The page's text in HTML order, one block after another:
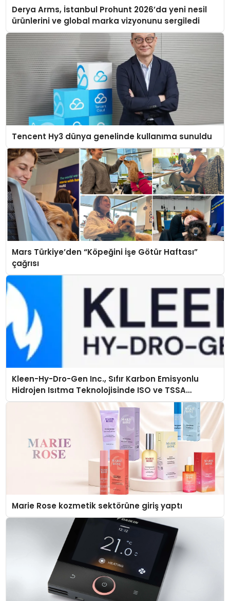
Derya Arms, İstanbul Prohunt 2026’da yeni nesil
ürünlerini ve global marka vizyonunu sergiledi
Tencent Hy3 dünya genelinde kullanıma sunuldu
Mars Türkiye’den “Köpeğini İşe Götür Haftası”
çağrısı
Kleen-Hy-Dro-Gen Inc., Sıfır Karbon Emisyonlu
Hidrojen Isıtma Teknolojisinde ISO ve TSSA
Düzenleyici Onaylarını Aldı
Marie Rose kozmetik sektörüne giriş yaptı